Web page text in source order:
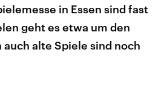
in Essen sind fast
geht es etwa um den
alte Spiele sind noch